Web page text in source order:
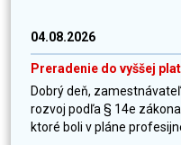
04.08.2026
Preradenie do vyššej
Dobrý deň,
rozvoj podľa § 14e
ktoré boli v pláne